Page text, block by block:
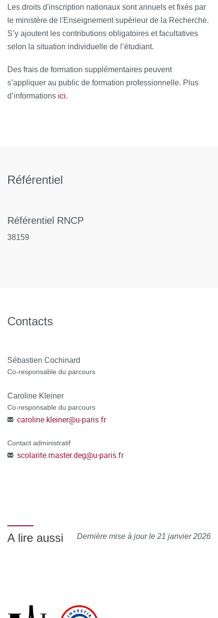
Les droits d'inscription nationaux sont annuels et fixés par
le ministère de l'Enseignement supérieur de la Recherche.
S’y ajoutent les contributions obligatoires et facultatives
selon la situation individuelle de l’étudiant.
Des frais de formation supplémentaires peuvent
s’appliquer au public de formation professionnelle. Plus
d’informations ici.
Référentiel
Référentiel RNCP
38159
Contacts
Sébastien Cochinard
Co-responsable du parcours
Caroline Kleiner
Co-responsable du parcours
caroline.kleiner@u-paris.fr
Contact administratif
scolarite.master.deg@u-paris.fr
Dernière mise à jour le 21 janvier 2026
A lire aussi